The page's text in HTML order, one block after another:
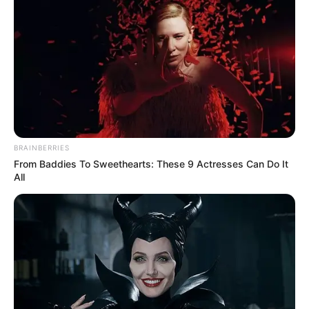
Kamar Raja
Tampil Lebih Modern, 7 Potret
Hasil Renovasi Rumah Berusia
90 Tahun
BRAINBERRIES
From Baddies To Sweethearts: These 9 Actresses Can Do It
All